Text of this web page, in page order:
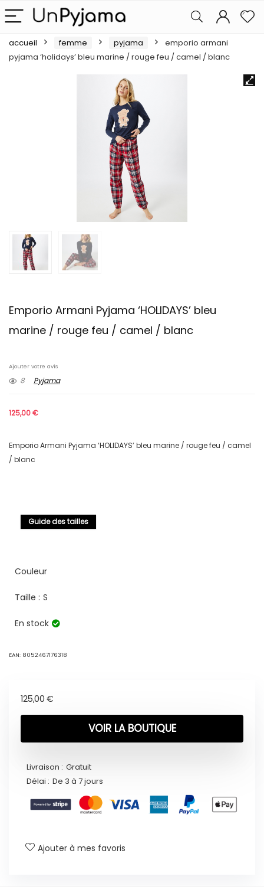
accueil femme pyjama
emporio armani
pyjama ‘holidays’ bleu marine / rouge feu / camel / blanc
Emporio Armani Pyjama ‘HOLIDAYS’ bleu
marine / rouge feu / camel / blanc
Ajouter votre avis
8 Pyjama
125,00€
Emporio Armani Pyjama ‘HOLIDAYS’ bleu marine / rouge feu / camel
/ blanc
Guide des tailles
Couleur
Taille : S
En stock
EAN: 8052467176318
125,00 €
VOIR LA BOUTIQUE
Livraison : Gratuit
Délai : De 3 à 7 jours
Ajouter à mes favoris